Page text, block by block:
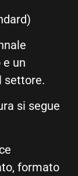
un
settore.
si segue
formato